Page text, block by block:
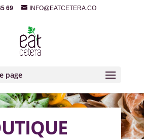
69 INFO@EATCETERA.CO
page